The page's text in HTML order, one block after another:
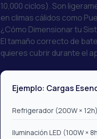
10,000 ciclos). Son
en climas cálidos como
¿Cómo Dimensionar tu
El tamaño correcto de
quieres cubrir durante el
Ejemplo: Cargas
Refrigerador (200W × 12h)
Iluminación LED (100W ×